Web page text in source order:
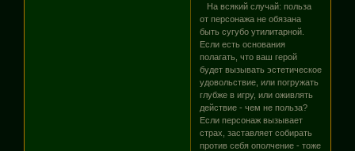
На всякий случай: польза
от персонажа не обязана
быть сугубо утилитарной.
Если есть основания
полагать, что ваш герой
будет вызывать эстетическое
удовольствие, или погружать
глубже в игру, или оживлять
действие - чем не польза?
Если персонаж вызывает
страх, заставляет собирать
против себя ополчение - тоже